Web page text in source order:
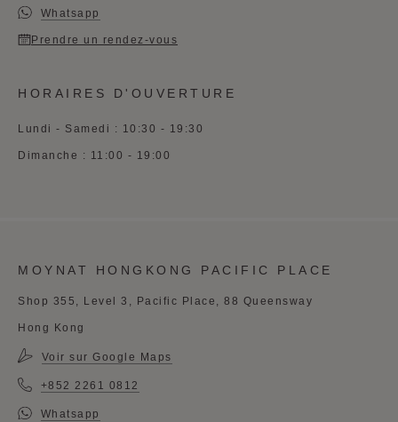
Whatsapp
Prendre un rendez-vous
HORAIRES D'OUVERTURE
Lundi - Samedi : 10:30 - 19:30
Dimanche : 11:00 - 19:00
MOYNAT HONGKONG PACIFIC PLACE
Shop 355, Level 3, Pacific Place, 88 Queensway
Hong Kong
Voir sur Google Maps
+852 2261 0812
Whatsapp